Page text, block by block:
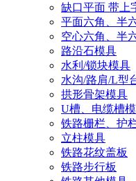
缺口平面 带上
平面六角、半
空心六角、半
路沿石模具
水利/锁块模具
水沟/路肩/L型
拱形骨架模具
U槽、电缆槽
铁路栅栏、护
立柱模具
铁路花纹盖板
铁路步行板